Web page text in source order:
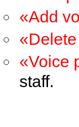
«Add
«Voice
staff.